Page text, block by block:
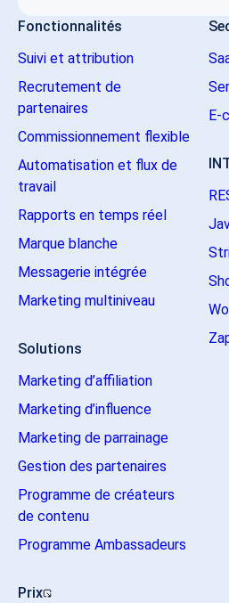
Fonctionnalités
Suivi et attribution
Recrutement de
partenaires
Commissionnement flexible
Automatisation et flux de
travail
Rapports en temps réel
Marque blanche
Messagerie intégrée
Marketing multiniveau
Solutions
Marketing d’affiliation
Marketing d’influence
Marketing de parrainage
Gestion des partenaires
Programme de créateurs
de contenu
Programme Ambassadeurs
E-
Prix